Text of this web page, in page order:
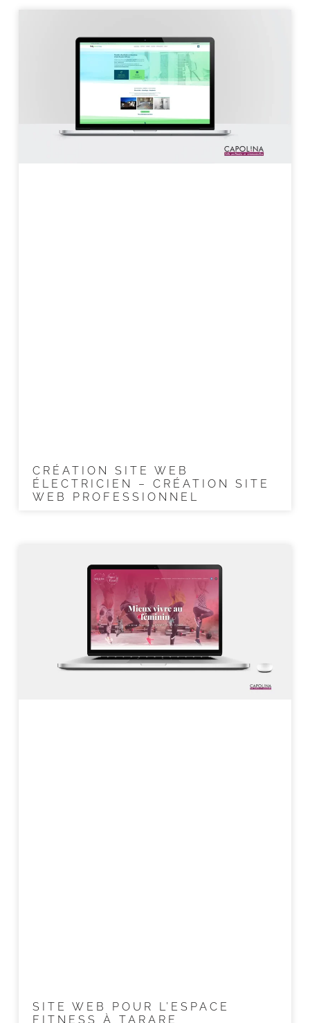
CRÉATION SITE WEB
ÉLECTRICIEN – CRÉATION SITE
WEB PROFESSIONNEL
SITE WEB POUR L’ESPACE
FITNESS À TARARE